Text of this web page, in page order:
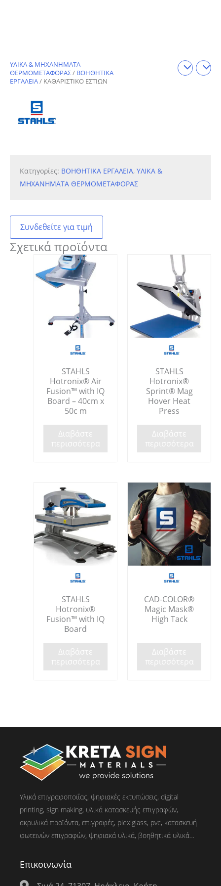
ΥΛΙΚΑ & ΜΗΧΑΝΗΜΑΤΑ
ΘΕΡΜΟΜΕΤΑΦΟΡΑΣ/ ΒΟΗΘΗΤΙΚΑ
ΕΡΓΑΛΕΙΑ/ ΚΑΘΑΡΙΣΤΙΚΟ ΕΣΤΙΩΝ
Κατηγορίες: ΒΟΗΘΗΤΙΚΑ ΕΡΓΑΛΕΙΑ, ΥΛΙΚΑ &
ΜΗΧΑΝΗΜΑΤΑ ΘΕΡΜΟΜΕΤΑΦΟΡΑΣ
Συνδεθείτε για τιμή
Σχετικά προϊόντα
STAHLS
Hotronix® Air
Fusion™ with IQ
Board – 40cm x
50c m
Διαβάστε
περισσότερα
STAHLS
Hotronix®
Sprint® Mag
Hover Heat
Press
Διαβάστε
περισσότερα
STAHLS
Hotronix®
Fusion™ with IQ
Board
Διαβάστε
περισσότερα
CAD-COLOR®
Magic Mask®
High Tack
Διαβάστε
περισσότερα
Υλικά επιγραφοποιΐας, ψηφιακές εκτυπώσεις, digital
printing, sign making, υλικά κατασκευής επιγραφών,
ακρυλικά προϊόντα, επιγραφές, plexiglass, pvc, κατασκευή
φωτεινών επιγραφών, ψηφιακά υλικά, βοηθητικά υλικά…
Επικοινωνία